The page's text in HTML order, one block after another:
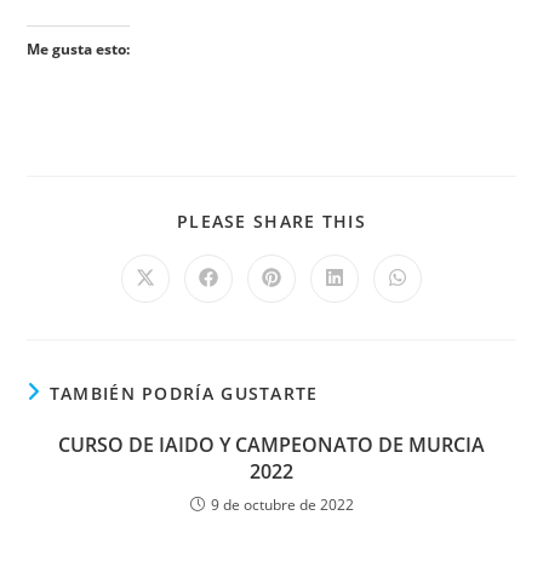
Me gusta esto:
PLEASE SHARE THIS
TAMBIÉN PODRÍA GUSTARTE
CURSO DE IAIDO Y CAMPEONATO DE MURCIA
2022
9 de octubre de 2022